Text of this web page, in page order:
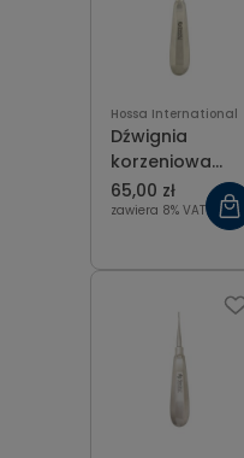
Hossa International
Dźwignia
korzeniowa
Lindo Levean
prosta 2 mm
65,00 zł
zawiera 8% VAT